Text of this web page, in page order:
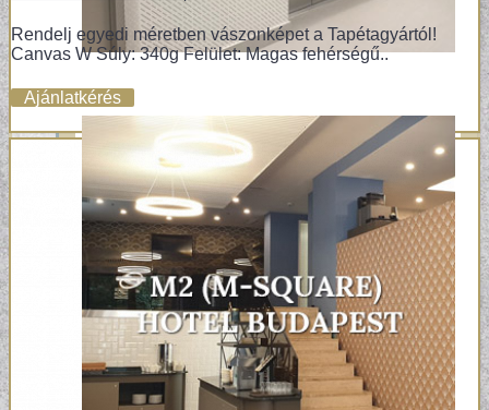
Rendelj egyedi méretben vászonképet a Tapétagyártól!
Canvas W Súly: 340g Felület: Magas fehérségű..
Ajánlatkérés